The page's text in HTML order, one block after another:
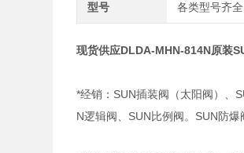
型号 各类型号齐全
现货供应DLDA-MHN-814N原装
*经销：SUN插装阀（太阳阀）、
N逻辑阀、SUN比例阀。SUN防爆